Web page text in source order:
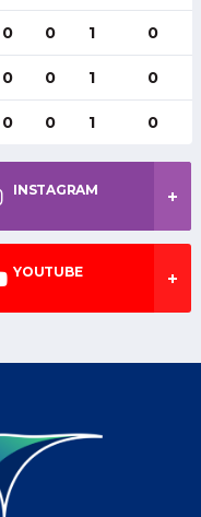
0 0 1 0
0 0 1 0
0 0 1 0
INSTAGRAM
YOUTUBE